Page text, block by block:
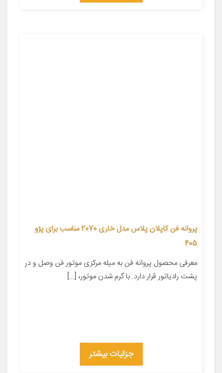
پروانه فن کاپلان پلاس مدل خاری 2070 مناسب برای پژو
405
معرفی محصول پروانه فن به میله مرکزی موتور فن وصل و در
پشت رادیاتور قرار دارد. با گرم شدن موتور، […]
جزئیات بیشتر